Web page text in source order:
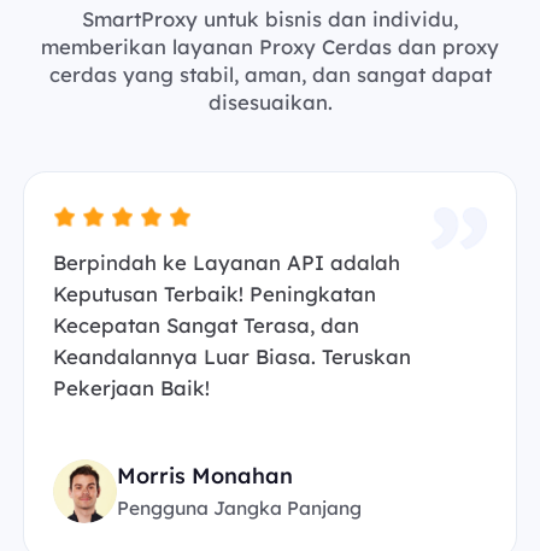
SmartProxy untuk bisnis dan individu,
memberikan layanan Proxy Cerdas dan proxy
cerdas yang stabil, aman, dan sangat dapat
disesuaikan.
Berpindah ke Layanan API adalah
Keputusan Terbaik! Peningkatan
Kecepatan Sangat Terasa, dan
Keandalannya Luar Biasa. Teruskan
Pekerjaan Baik!
Morris Monahan
Pengguna Jangka Panjang